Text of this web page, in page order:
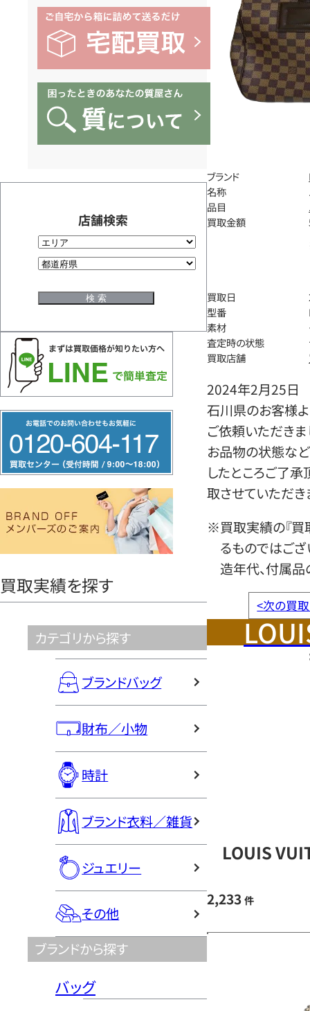
店舗検索
リ
ー
ヤ
買取実績を探す
カテゴリから探す
ブランドバッグ
財布／小物
時計
ブランド衣料／雑貨
ジュエリー
その他
ブランドから探す
バッグ
ブランド
名称
品目
買取金額
買取日
型番
素材
査定時の状態
買取店舗
2024年2月25日
石川県のお客様よ
ご依頼いただきま
お品物の状態など
したところご了
取させていただき
※買取実績の『買
るものではござ
造年代、付属品
<次の買
LOUIS
2,233 件